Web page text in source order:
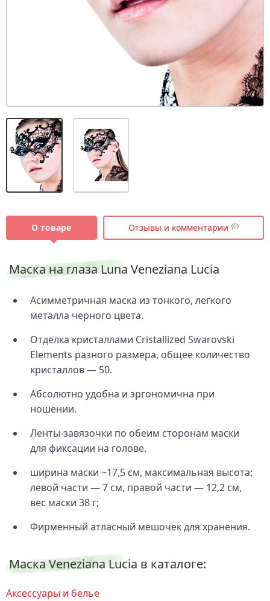
О товаре Отзывы и комментарии (0)
Маска на глаза Luna Veneziana Lucia
Асимметричная маска из тонкого, легкого
металла черного цвета.
Отделка кристаллами Cristallized Swarovski
Elements разного размера, общее количество
кристаллов — 50.
Абсолютно удобна и эргономична при
ношении.
Ленты-завязочки по обеим сторонам маски
для фиксации на голове.
ширина маски ~17,5 см, максимальная высота:
левой части — 7 см, правой части — 12,2 см,
вес маски 38 г;
Фирменный атласный мешочек для хранения.
Маска Veneziana Lucia в каталоге:
Аксессуары и белье